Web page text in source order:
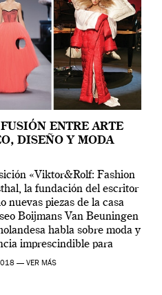
ENTRE ARTE
DISEÑO Y MODA
«Viktor&Rolf: Fashion
la fundación del escritor
nuevas piezas de la casa
Boijmans Van Beuningen
habla sobre moda y
imprescindible para
de la moda […]
— VER MÁS